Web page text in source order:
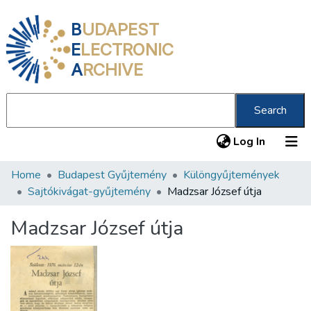
BUDAPEST
ELECTRONIC
ARCHIVE
Search
Log In (current)
Communities & Collections
Statistics
About us
Home Budapest Gyűjtemény
Különgyűjtemények
Sajtókivágat-gyűjtemény
Madzsar József útja
Madzsar József útja